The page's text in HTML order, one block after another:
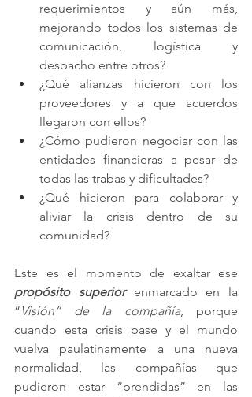
requerimientos y aún más,
mejorando todos los sistemas de
comunicación, logística y
despacho entre otros?
¿Qué alianzas hicieron con los
proveedores y a que acuerdos
llegaron con ellos?
¿Cómo pudieron negociar con las
entidades financieras a pesar de
todas las trabas y dificultades?
¿Qué hicieron para colaborar y
aliviar la crisis dentro de su
comunidad?
propósito superior enmarcado en la
“ Visión” de la compañía, porque
cuando esta crisis pase y el mundo
vuelva paulatinamente a una nueva
normalidad, las compañías que
pudieron estar “prendidas” en las